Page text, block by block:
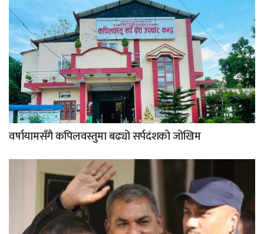
वर्षायामसँगै कपिलवस्तुमा बढ्यो सर्पदंशको जोखिम